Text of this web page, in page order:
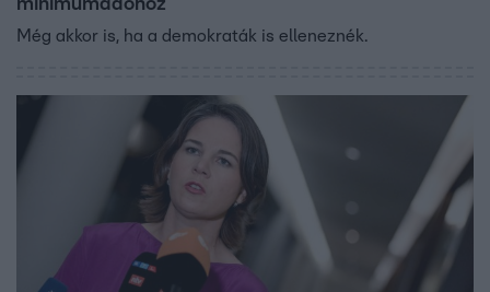
minimumadóhoz
Még akkor is, ha a demokraták is elleneznék.